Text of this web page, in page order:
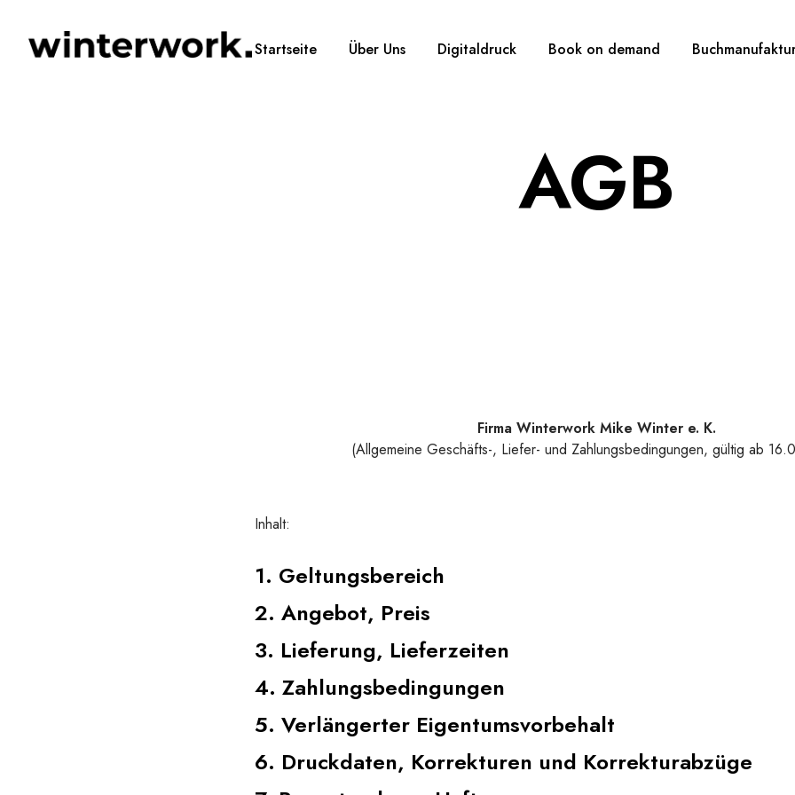
Startseite Über Uns Digitaldruck Book on demand
AGB
Firma Winterwork Mike Winter e. K.
(Allgemeine Geschäfts-, Liefer- und Zahlungsbedingungen, gültig ab
Inhalt:
1. Geltungsbereich
2. Angebot, Preis
3. Lieferung, Lieferzeiten
4. Zahlungsbedingungen
5. Verlängerter Eigentumsvorbehalt
6. Druckdaten, Korrekturen und Korrekturabzüge